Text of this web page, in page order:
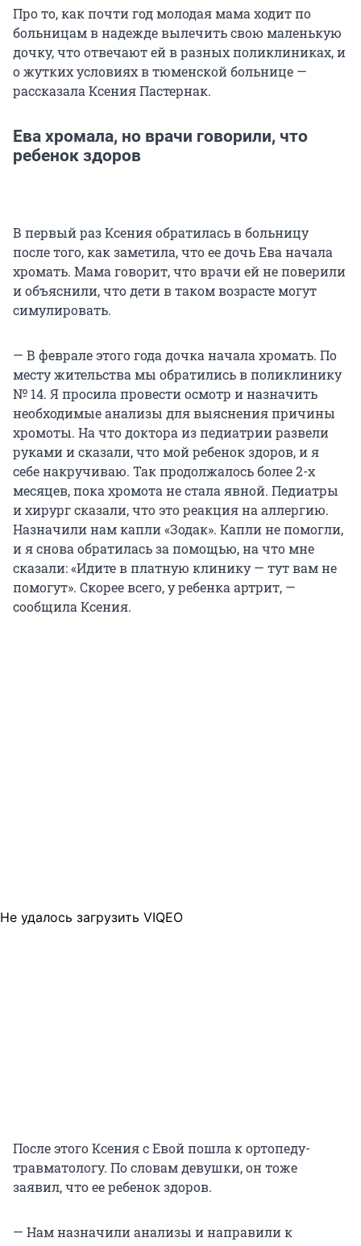
Про то, как почти год молодая мама ходит по
больницам в надежде вылечить свою маленькую
дочку, что отвечают ей в разных поликлиниках, и
о жутких условиях в тюменской больнице —
рассказала Ксения Пастернак.
Ева хромала, но врачи говорили, что
ребенок здоров
В первый раз Ксения обратилась в больницу
после того, как заметила, что ее дочь Ева начала
хромать. Мама говорит, что врачи ей не поверили
и объяснили, что дети в таком возрасте могут
симулировать.
— В феврале этого года дочка начала хромать. По
месту жительства мы обратились в поликлинику
№ 14. Я просила провести осмотр и назначить
необходимые анализы для выяснения причины
хромоты. На что доктора из педиатрии развели
руками и сказали, что мой ребенок здоров, и я
себе накручиваю. Так продолжалось более 2-х
месяцев, пока хромота не стала явной. Педиатры
и хирург сказали, что это реакция на аллергию.
Назначили нам капли «Зодак». Капли не помогли,
и я снова обратилась за помощью, на что мне
сказали: «Идите в платную клинику — тут вам не
помогут». Скорее всего, у ребенка артрит, —
сообщила Ксения.
Не удалось загрузить VIQEO
После этого Ксения с Евой пошла к ортопеду-
травматологу. По словам девушки, он тоже
заявил, что ее ребенок здоров.
— Нам назначили анализы и направили к